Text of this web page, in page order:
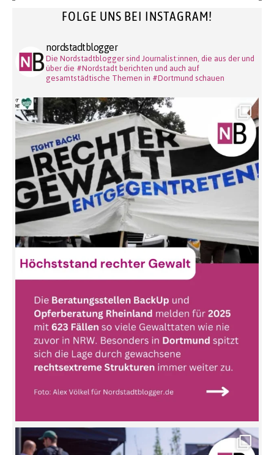
FOLGE UNS BEI INSTAGRAM!
nordstadtblogger
Die Nordstadtblogger sind Journalist:innen, die aus der und
über die #Nordstadt berichten und auch auf
gesamtstädtische Themen in #Dortmund schauen